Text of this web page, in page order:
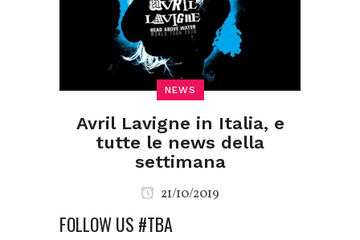
NEWS
Avril Lavigne in Italia, e
tutte le news della
settimana
21/10/2019
FOLLOW US #TBA